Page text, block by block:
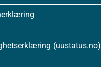
(uustatus.no)